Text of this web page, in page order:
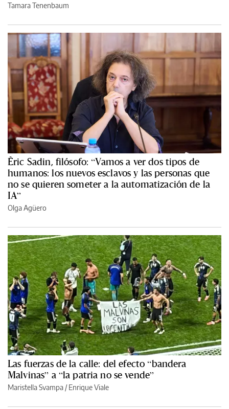
Tamara Tenenbaum
Èric Sadin, filósofo: “Vamos a ver dos tipos de
humanos: los nuevos esclavos y las personas que
no se quieren someter a la automatización de la
IA”
Olga Agüero
Las fuerzas de la calle: del efecto “bandera
Malvinas” a “la patria no se vende”
Maristella Svampa /Enrique Viale